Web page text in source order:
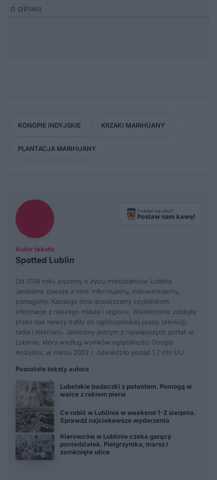
0 OPINII
KONOPIE INDYJSKIE KRZAKI MARIHUANY
PLANTACJA MARIHUANY
Autor tekstu
Spotted Lublin
Podobał się tekst?
Postaw nam kawę!
Od 2016 roku piszemy o życiu mieszkańców Lublina.
Jesteśmy zawsze z nimi: informujemy, interweniujemy,
pomagamy. Każdego dnia dostarczamy czytelnikom
informacje z naszego miasta i regionu. Wielokrotnie zdobyte
przez nas newsy trafiły do ogólnopolskiej prasy, telewizji,
radia i Internetu. Jesteśmy jednym z największych portali w
Lublinie, który według wyników oglądalności Google
Analytics, w marcu 2022 r. odwiedziło ponad 1,7 mln UU.
Pozostałe teksty autora
Lubelskie badaczki z patentem. Pomogą w
walce z rakiem piersi
Co robić w Lublinie w weekend 1-2 sierpnia.
Sprawdź najciekawsze wydarzenia
Kierowców w Lublinie czeka gorący
poniedziałek. Pielgrzymka, marsz i
zamknięte ulice